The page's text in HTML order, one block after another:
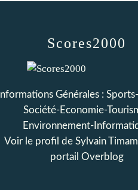
Scores2000
Informations Générales :
Société-Economie-
Environnement-
Voir le profil de Sylvain
portail Overblog